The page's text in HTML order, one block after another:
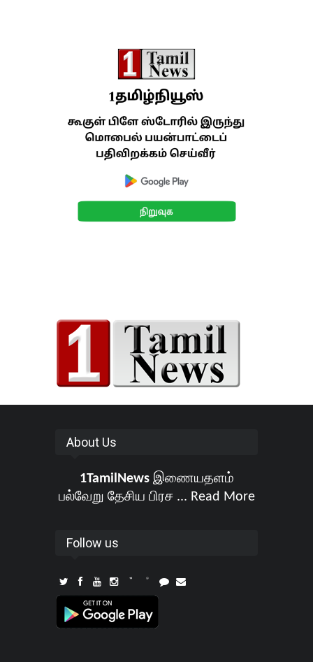
About Us
1TamilNewsஇணையதளம்
பல்வேறு தேசிய பிரச ... Read More
Follow us